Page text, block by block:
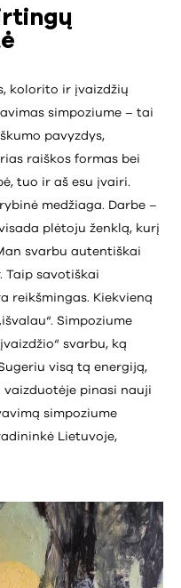
kolorito ir įvaizdžių
simpoziume – tai
pavyzdys,
raiškos formas bei
tuo ir aš esu įvairi.
medžiaga. Darbe –
plėtoju ženklą, kurį
svarbu autentiškai
Taip savotiškai
reikšmingas. Kiekvieną
Simpoziume
svarbu, ką
visą tą energiją,
vaizduotėje pinasi nauji
simpoziume
Lietuvoje,